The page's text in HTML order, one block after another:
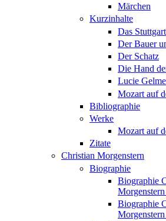
Märchen
Kurzinhalte
Das
Der Bauer
Der Schatz
Die Hand
Lucie
Mozart auf
Bibliographie
Werke
Mozart auf
Zitate
Christian Morgenstern
Biographie
Biographie
Biographie